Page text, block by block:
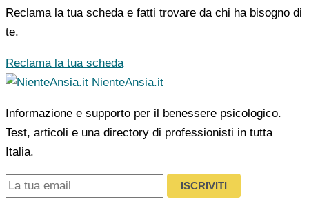
Reclama la tua scheda e fatti trovare da chi ha bisogno di
te.
Reclama la tua scheda
NienteAnsia.it
Informazione e supporto per il benessere psicologico.
Test, articoli e una directory di professionisti in tutta
Italia.
ISCRIVITI